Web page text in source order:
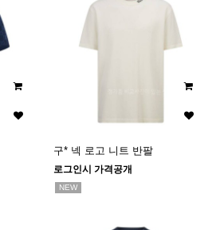
구* 넥 로고 니트 반팔
로그인시 가격공개
NEW